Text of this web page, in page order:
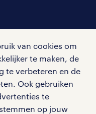
van cookies om
te maken, de
te verbeteren en de
Ook gebruiken
te
op jouw
omtrent